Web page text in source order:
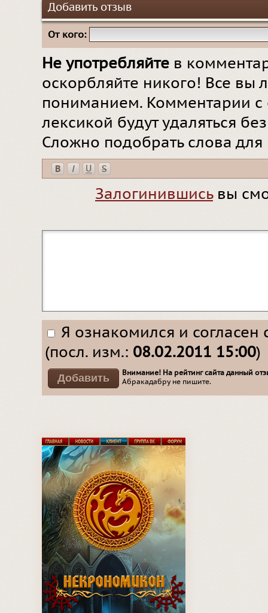
Добавить отзыв
От кого:
Не употребляйте в
оскорбляйте никого! Все вы
пониманием. Комментарии
лексикой будут удаляться
Сложно подобрать слова
Залогинившисьвы
Я ознакомился и согласен
(посл. изм.: 08.02.2011 15:00)
Внимание! На рейтинг сайта данный
Абракадабру не пишите.